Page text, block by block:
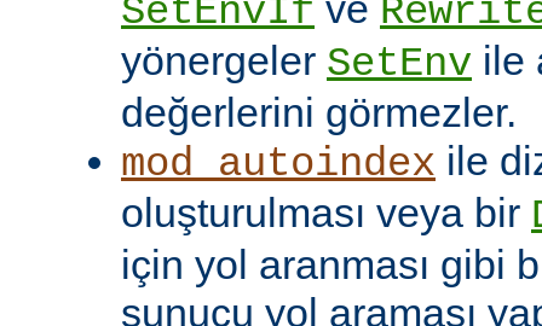
SetEnvIf
yönergeler SetEnv ile
değerlerini görmezler.
mod_autoindex ile
oluşturulması veya bir
için yol aranması gibi
sunucu yol araması